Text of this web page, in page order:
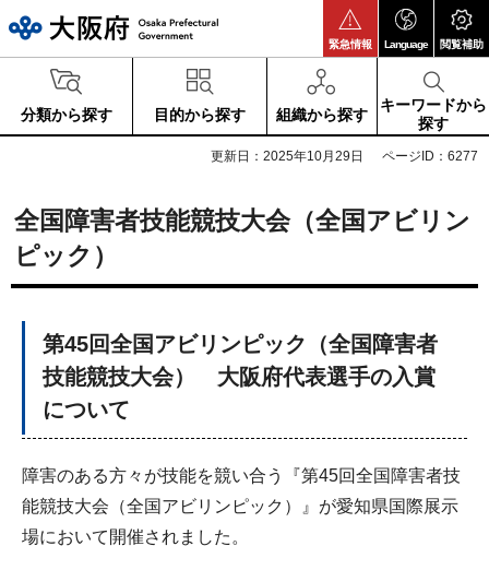
緊急情報 Language 閲覧補助
分類から探す 目的から探す 組織から探す
キーワードから
探す
更新日：2025年10月29日 ページID：6277
全国障害者技能競技大会（全国アビリン
ピック）
第45回全国アビリンピック（全国障害者
技能競技大会） 大阪府代表選手の入賞
について
障害のある方々が技能を競い合う『第45回全国障害者技
能競技大会（全国アビリンピック）』が愛知県国際展示
場において開催されました。